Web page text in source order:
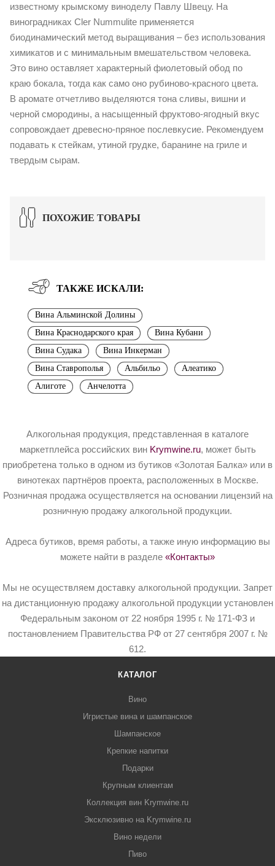
известному крымскому виноделу Павлу Швецу. На
виноградниках Cler Nummulite применяется
биодинамический метод выращивания – без использования
химикатов и с минимальным вмешательством человека.
Это вино оставляет характерный фиолетовый обод по
краю бокала, тогда как само оно рубиново-красного цвета.
В аромате отчетливо выделяются тона сливы, вишни и
черной смородины, а насыщенный фруктово-ягодный вкус
сопровождает древесно-пряное послевкусие. Рекомендуем
подавать к стейкам, утиной грудке, баранине на гриле и
твердым сырам.
ПОХОЖИЕ ТОВАРЫ
ТАКЖЕ ИСКАЛИ:
Вина Альминской Долины
Вина Краснодарского края
Вина Кубани
Вина Судака
Вина Инкерман
Вина Ставрополья
Альбильо
Алеатико
Алиготе
Анчелотта
Алкогольная продукция, представленная в каталоге
маркетплейса российских вин Krymwine.ru, может быть
приобретена только в одном из бутиков «Золотая Балка» или в
винотеках партнёров проекта, расположенных в Москве.
Розничная продажа осуществляется на основании лицензий на
розничную продажу алкогольной продукции.
Адреса бутиков, время работы, а также иную информацию вы
можете найти в разделе «Контакты»
Мы не осуществляем доставку алкогольной продукции. Запрет
на дистанционную продажу алкогольной продукции установлен
Федеральным законом от 22 ноября 1995 г. № 171-ФЗ и
постановлением Правительства РФ от 27 сентября 2007 г. №
612.
КАТАЛОГ
Вино
Игристые вина и шампанское
Шампанское
Крепкие напитки
Подарки
Крупным клиентам
Коллекция вин Krymwine.ru
Эксклюзивно на Krymwine.ru
Вино недели
Пиво